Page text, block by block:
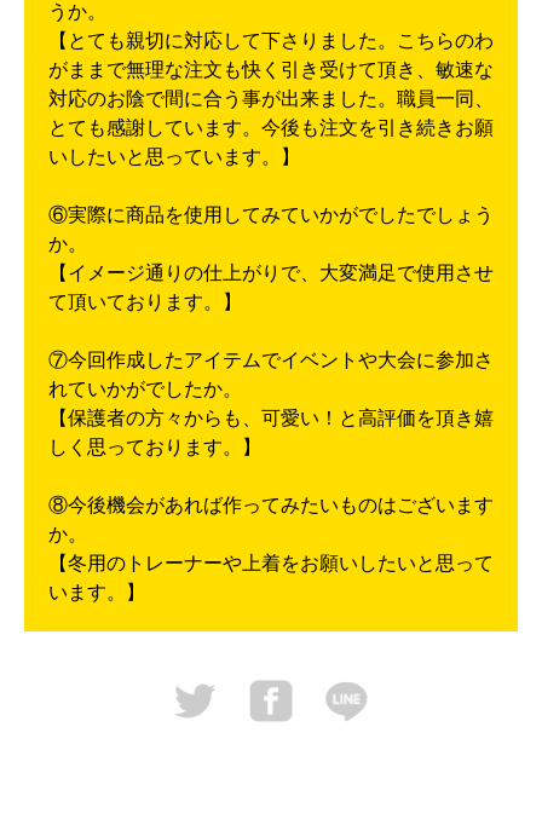
うか。
【とても親切に対応して下さりました。こちらのわ
がままで無理な注文も快く引き受けて頂き、敏速な
対応のお陰で間に合う事が出来ました。職員一同、
とても感謝しています。今後も注文を引き続きお願
いしたいと思っています。】
⑥実際に商品を使用してみていかがでしたでしょう
か。
【イメージ通りの仕上がりで、大変満足で使用させ
て頂いております。】
⑦今回作成したアイテムでイベントや大会に参加さ
れていかがでしたか。
【保護者の方々からも、可愛い！と高評価を頂き嬉
しく思っております。】
⑧今後機会があれば作ってみたいものはございます
か。
【冬用のトレーナーや上着をお願いしたいと思って
います。】